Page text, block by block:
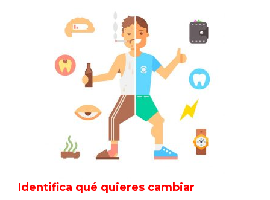
Identifica qué quieres cambiar